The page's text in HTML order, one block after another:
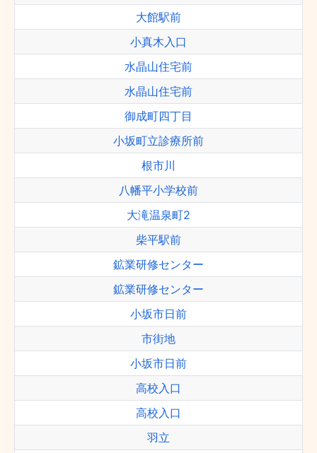
大館駅前
小真木入口
水晶山住宅前
水晶山住宅前
御成町四丁目
小坂町立診療所前
根市川
八幡平小学校前
大滝温泉町2
柴平駅前
鉱業研修センター
鉱業研修センター
小坂市日前
市街地
小坂市日前
高校入口
高校入口
羽立